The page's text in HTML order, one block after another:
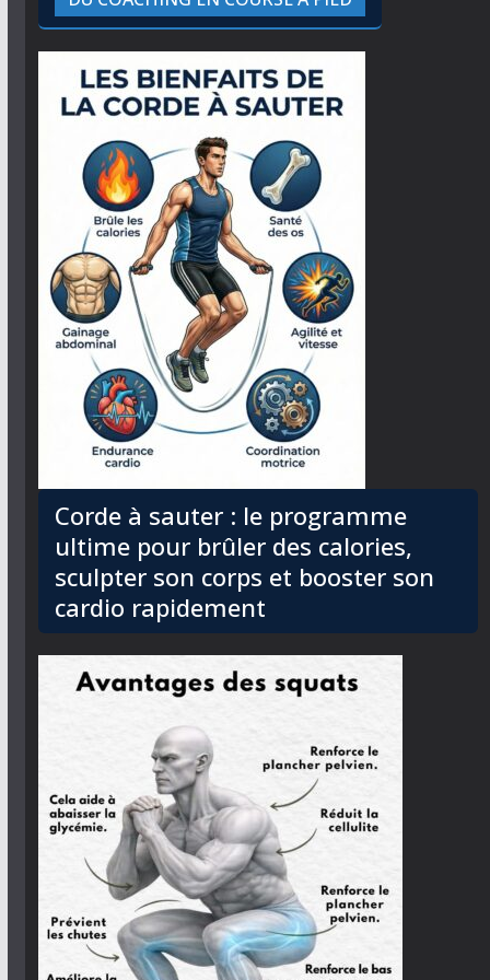
Corde à sauter : le programme
ultime pour brûler des calories,
sculpter son corps et booster son
cardio rapidement